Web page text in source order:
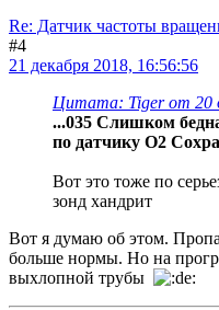
Re: Датчик частоты
#4
21 декабря 2018, 16:56:56
Цитата: Tiger от 20
...035 Слишком
по датчику O2
Вот это тоже по
зонд хандрит
Вот я думаю об этом.
больше нормы. Но на
выхлопной трубы